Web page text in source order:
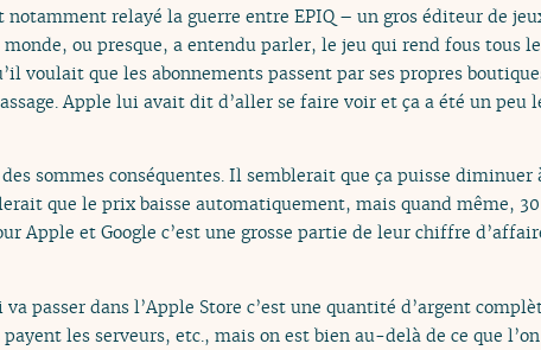
notamment relayé la guerre entre EPIQ – un gros éditeur de
ou presque, a entendu parler, le jeu qui rend fous tous
voulait que les abonnements passent par ses propres
Apple lui avait dit d’aller se faire voir et ça a été un peu
sommes conséquentes. Il semblerait que ça puisse diminuer
que le prix baisse automatiquement, mais quand même, 30
Apple et Google c’est une grosse partie de leur chiffre
passer dans l’Apple Store c’est une quantité d’argent
les serveurs, etc., mais on est bien au-delà de ce que